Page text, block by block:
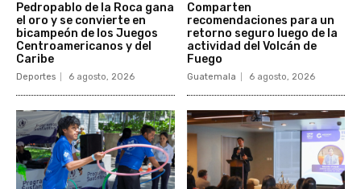
Pedropablo de la Roca gana
el oro y se convierte en
bicampeón de los Juegos
Centroamericanos y del
Caribe
Deportes 6 agosto, 2026
Comparten
recomendaciones para un
retorno seguro luego de la
actividad del Volcán de
Fuego
Guatemala 6 agosto, 2026